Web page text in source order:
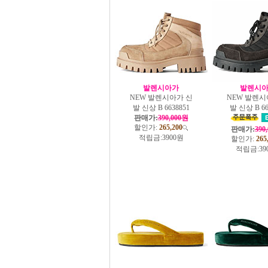
발렌시아가
NEW 발렌시아가 신
발 신상 B 6638851
판매가:390,000원
할인가: 265,200
적립금:3900원
발렌시
NEW 발렌시
발 신상 B
판매가:
할인가:
적립금: